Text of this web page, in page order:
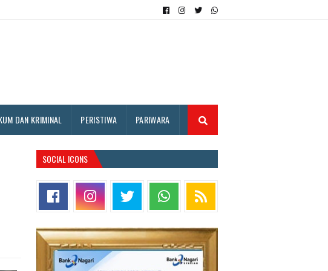
DAN KRIMINAL PERISTIWA PARIWARA
SOCIAL ICONS